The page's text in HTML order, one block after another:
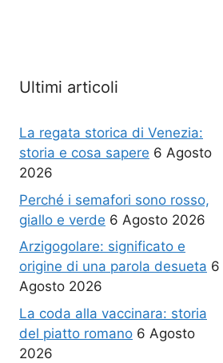
Ultimi articoli
La regata storica di Venezia:
storia e cosa sapere 6 Agosto
2026
Perché i semafori sono rosso,
giallo e verde 6 Agosto 2026
Arzigogolare: significato e
origine di una parola desueta 6
Agosto 2026
La coda alla vaccinara: storia
del piatto romano 6 Agosto
2026